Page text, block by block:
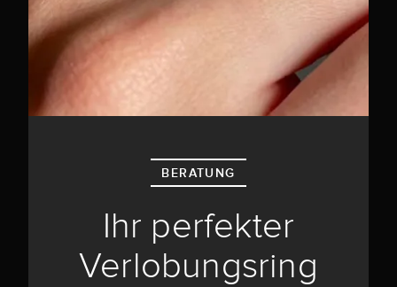
BERATUNG
Ihr perfekter
Verlobungsring